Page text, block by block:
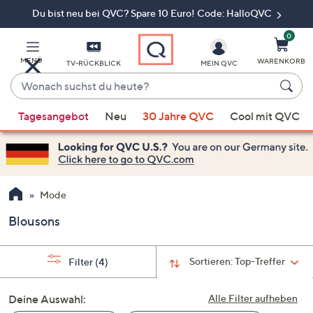
Du bist neu bei QVC? Spare 10 Euro! Code: HalloQVC
MENÜ TV-RÜCKBLICK
Wonach
suchst
du
heute?
Vorschläge
verfügbar
sind,
verwenden
Sie
Pfeiltasten
nach
und
nach
unten
MEIN QVC
0
WARENKORB
Tagesangebot Neu 30 Jahre QVC Cool mit QVC
Mode
Blousons
Sortieren:Top-Treffer
Filter (4)
Alle Filter aufheben
Deine Auswahl: